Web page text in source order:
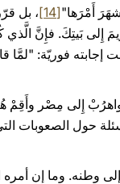
أَمْرَها"[14]
بَيتِكَ. فإِنَّ الَّذي
هوَ الَّذي يُخَلِّصُ شَعبَه مِن خَطاياهم"
إِلى مِصْر
أن يطرح أسئلة حول
وطنه. وما إن